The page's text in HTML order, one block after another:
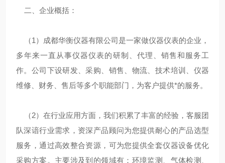
二、企业概括：
（1）成都华衡仪器有限公司是一家做仪器仪表的企业，
多年来一直从事仪器仪表的研制、代理、销售和服务工
作。公司下设研发、采购、销售、物流、技术培训、仪器
维修、财务、售后等多个职能部门，为客户提供*的服务。
（2）在行业应用方面，我们积累了丰富的经验，客服团
队深谙行业需求，资深产品顾问为您提供耐心的产品选型
服务，通过高效整合资源，可为您提供全套仪器设备优化
采购方案。主要涉及到的领域有：环境监测、气体检测、